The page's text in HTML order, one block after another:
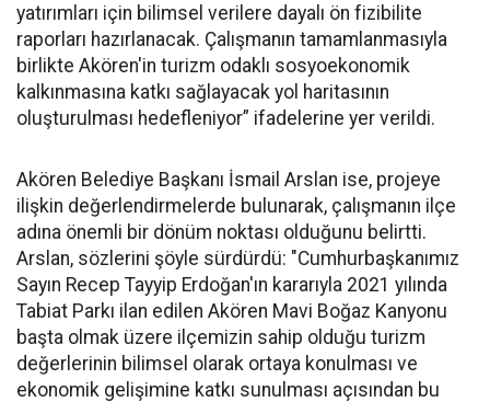
yatırımları için bilimsel verilere dayalı ön fizibilite
raporları hazırlanacak. Çalışmanın tamamlanmasıyla
birlikte Akören'in turizm odaklı sosyoekonomik
kalkınmasına katkı sağlayacak yol haritasının
oluşturulması hedefleniyor” ifadelerine yer verildi.
Akören Belediye Başkanı İsmail Arslan ise, projeye
ilişkin değerlendirmelerde bulunarak, çalışmanın ilçe
adına önemli bir dönüm noktası olduğunu belirtti.
Arslan, sözlerini şöyle sürdürdü: "Cumhurbaşkanımız
Sayın Recep Tayyip Erdoğan'ın kararıyla 2021 yılında
Tabiat Parkı ilan edilen Akören Mavi Boğaz Kanyonu
başta olmak üzere ilçemizin sahip olduğu turizm
değerlerinin bilimsel olarak ortaya konulması ve
ekonomik gelişimine katkı sunulması açısından bu